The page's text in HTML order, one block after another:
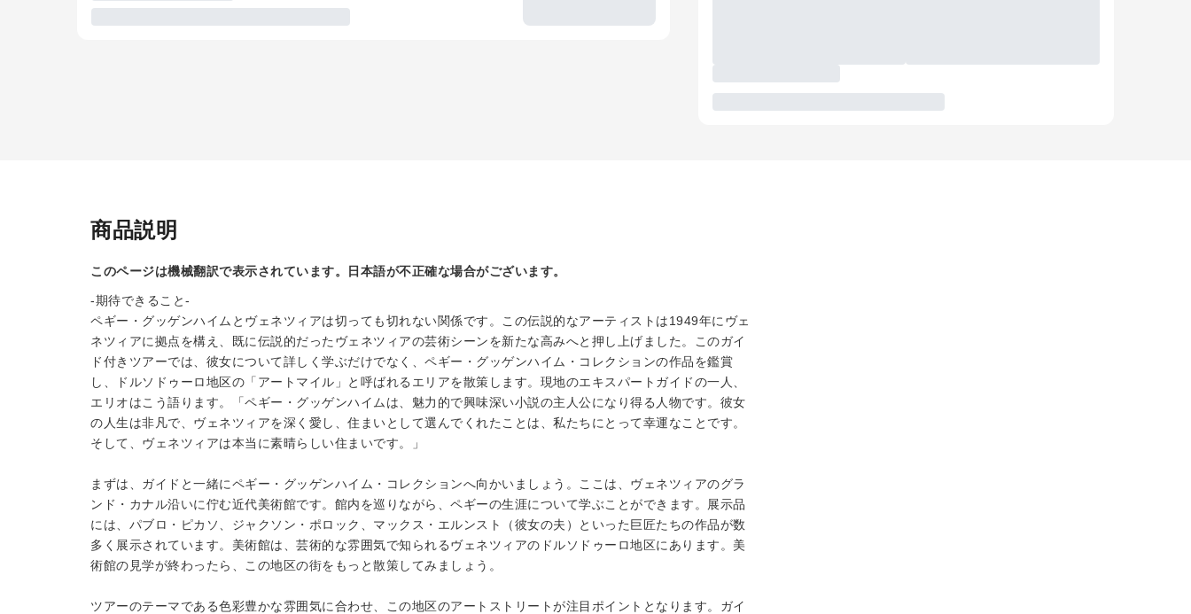
商品説明
このページは機械翻訳で表示されています。日本語が不正確な場合がございます。
-期待できること-
ペギー・グッゲンハイムとヴェネツィアは切っても切れない関係です。この伝説的なアーティストは1949年にヴェ
ネツィアに拠点を構え、既に伝説的だったヴェネツィアの芸術シーンを新たな高みへと押し上げました。このガイ
ド付きツアーでは、彼女について詳しく学ぶだけでなく、ペギー・グッゲンハイム・コレクションの作品を鑑賞
し、ドルソドゥーロ地区の「アートマイル」と呼ばれるエリアを散策します。現地のエキスパートガイドの一人、
エリオはこう語ります。「ペギー・グッゲンハイムは、魅力的で興味深い小説の主人公になり得る人物です。彼女
の人生は非凡で、ヴェネツィアを深く愛し、住まいとして選んでくれたことは、私たちにとって幸運なことです。
そして、ヴェネツィアは本当に素晴らしい住まいです。」
まずは、ガイドと一緒にペギー・グッゲンハイム・コレクションへ向かいましょう。ここは、ヴェネツィアのグラ
ンド・カナル沿いに佇む近代美術館です。館内を巡りながら、ペギーの生涯について学ぶことができます。展示品
には、パブロ・ピカソ、ジャクソン・ポロック、マックス・エルンスト（彼女の夫）といった巨匠たちの作品が数
多く展示されています。美術館は、芸術的な雰囲気で知られるヴェネツィアのドルソドゥーロ地区にあります。美
術館の見学が終わったら、この地区の街をもっと散策してみましょう。
ツアーのテーマである色彩豊かな雰囲気に合わせ、この地区のアートストリートが注目ポイントとなります。ガイ